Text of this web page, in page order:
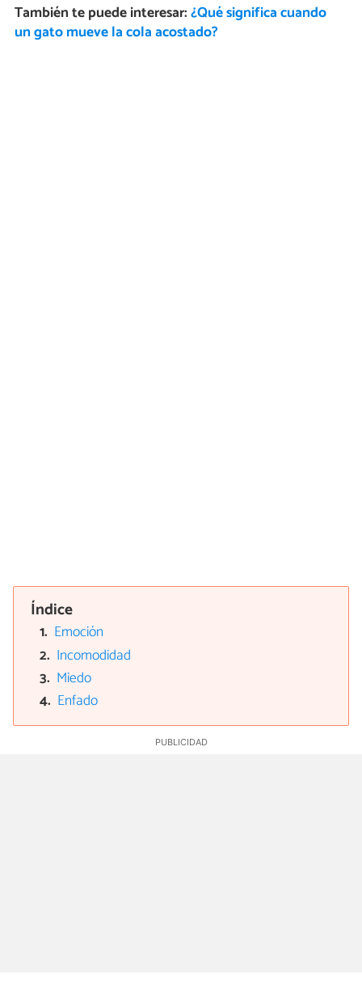
También te puede interesar:¿Qué significa cuando
un gato mueve la cola acostado?
Índice
Emoción
Incomodidad
Miedo
Enfado